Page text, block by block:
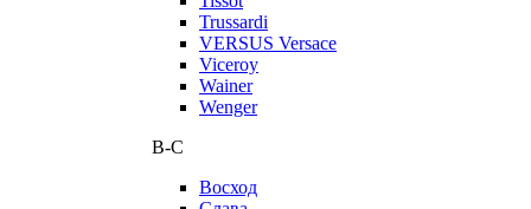
Trussardi
VERSUS Versace
Viceroy
Wainer
Wenger
В-С
Восход